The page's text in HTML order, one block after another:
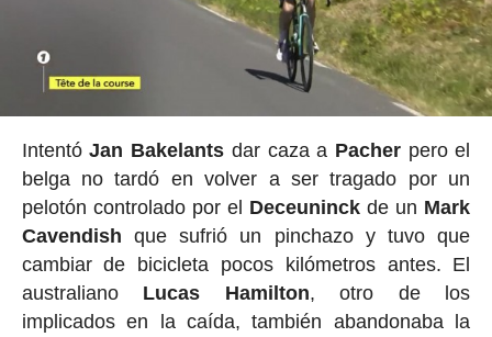
IntentóJan Bakelants dar caza a Pacherpero el
belga no tardó en volver a ser tragado por un
pelotón controlado por el Deceuninckde un Mark
Cavendish que sufrió un pinchazo y tuvo que
cambiar de bicicleta pocos kilómetros antes. El
australiano Lucas Hamilton, otro de los
implicados en la caída, también abandonaba la